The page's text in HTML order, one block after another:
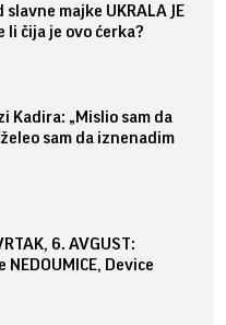
majke UKRALA JE
li čija je ovo ćerka?
Kadira: „Mislio sam da
sam da iznenadim
6. AVGUST:
Device